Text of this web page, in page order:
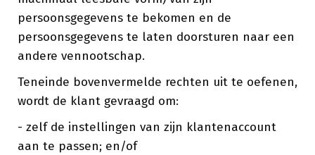
persoonsgegevens te bekomen en de
persoonsgegevens te laten doorsturen naar een
andere vennootschap.
Teneinde bovenvermelde rechten uit te oefenen,
wordt de klant gevraagd om:
- zelf de instellingen van zijn klantenaccount
aan te passen; en/of